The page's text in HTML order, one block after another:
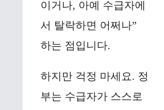
이거나, 아예 수급자에
서 탈락하면 어쩌나”
하는 점입니다.
하지만 걱정 마세요. 정
부는 수급자가 스스로